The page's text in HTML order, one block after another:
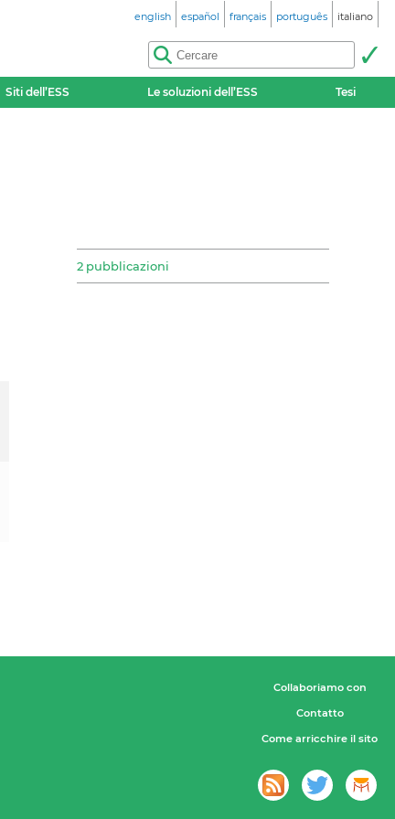
english español français português italiano
Siti dell’ESS Le soluzioni dell’ESS Tesi
2 pubblicazioni
Collaboriamo con
Contatto
Come arricchire il sito